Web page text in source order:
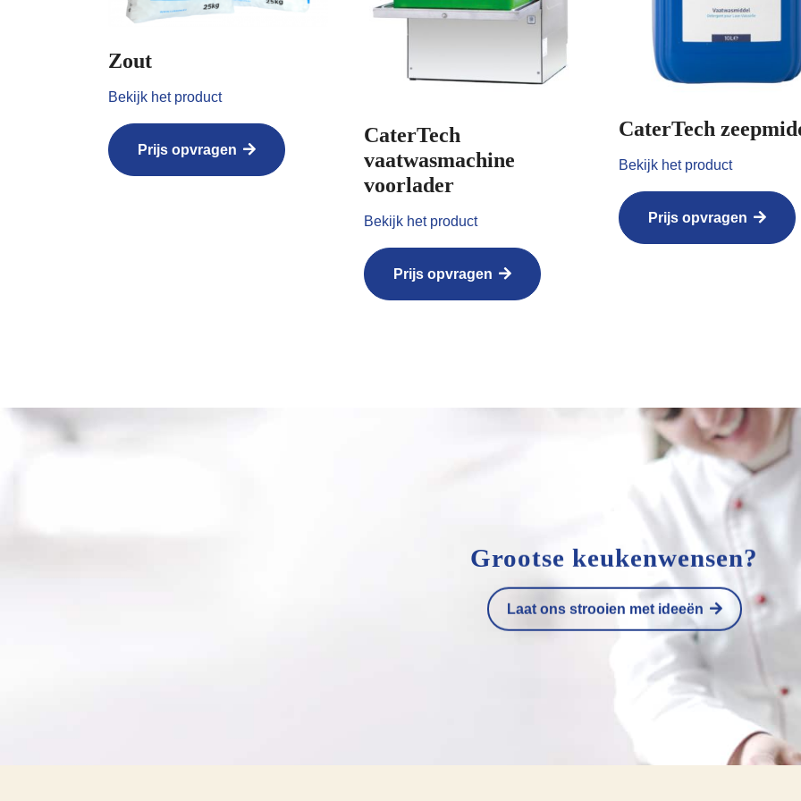
Zout
Bekijk het product
Prijs opvragen
CaterTech
vaatwasmachine
voorlader
Bekijk het product
Prijs opvragen
CaterTech
Bekijk het product
Prijs opvragen
Grootse keukenwensen?
Laat ons strooien met ideeën